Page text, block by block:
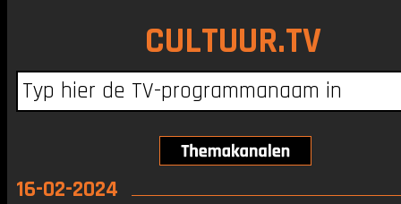
CULTUUR.TV
16-02-2024